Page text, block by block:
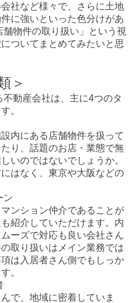
社など様々で、さらに土地
に強いといった色分けがあ
物件の取り扱い」という視
ついてまとめてみたいと思
＞
動産会社は、主に4つのタ
。
内にある店舗物件を扱って
り、話題のお店・業態で無
いのではないでしょうか。
はなく、東京や大阪などの
ン
ンション仲介であることが
紹介していただけます。内
ーズで対応も良い会社さん
取り扱いはメイン業務では
は入居者さん側でもしっか
。
で、地域に密着していま